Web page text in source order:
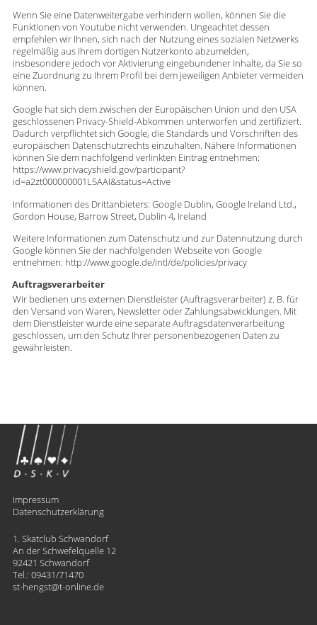
Wenn Sie eine Datenweitergabe verhindern wollen, können Sie die
Funktionen von Youtube nicht verwenden. Ungeachtet dessen
empfehlen wir Ihnen, sich nach der Nutzung eines sozialen Netzwerks
regelmäßig aus Ihrem dortigen Nutzerkonto abzumelden,
insbesondere jedoch vor Aktivierung eingebundener Inhalte, da Sie so
eine Zuordnung zu Ihrem Profil bei dem jeweiligen Anbieter vermeiden
können.
Google hat sich dem zwischen der Europäischen Union und den USA
geschlossenen Privacy-Shield-Abkommen unterworfen und zertifiziert.
Dadurch verpflichtet sich Google, die Standards und Vorschriften des
europäischen Datenschutzrechts einzuhalten. Nähere Informationen
können Sie dem nachfolgend verlinkten Eintrag entnehmen:
https://www.privacyshield.gov/participant?
id=a2zt000000001L5AAI&status=Active
Informationen des Drittanbieters: Google Dublin, Google Ireland Ltd.,
Gordon House, Barrow Street, Dublin 4, Ireland
Weitere Informationen zum Datenschutz und zur Datennutzung durch
Google können Sie der nachfolgenden Webseite von Google
entnehmen: http://www.google.de/intl/de/policies/privacy
Auftragsverarbeiter
Wir bedienen uns externen Dienstleister (Auftragsverarbeiter) z. B. für
den Versand von Waren, Newsletter oder Zahlungsabwicklungen. Mit
dem Dienstleister wurde eine separate Auftragsdatenverarbeitung
geschlossen, um den Schutz Ihrer personenbezogenen Daten zu
gewährleisten.
Impressum
Datenschutzerklärung
1. Skatclub Schwandorf
An der Schwefelquelle 12
92421 Schwandorf
Tel.: 09431/71470
st-hengst
​t-online.de